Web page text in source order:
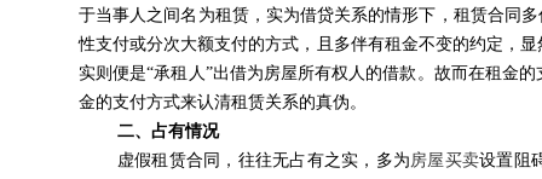
于当事人之间名为租赁，实为借贷关系的情形下，租赁合同
性支付或分次大额支付的方式，且多伴有租金不变的约定，
实则便是“承租人”出借为房屋所有权人的借款。故而在租金
金的支付方式来认清租赁关系的真伪。
二、 占有情况
虚假租赁合同，往往无占有之实，多为房屋买卖设置阻